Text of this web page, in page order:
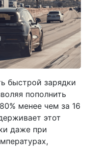
быстрой зарядки
пополнить
менее чем за 16
этот
даже при